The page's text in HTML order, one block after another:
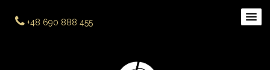
+48 690 888 455